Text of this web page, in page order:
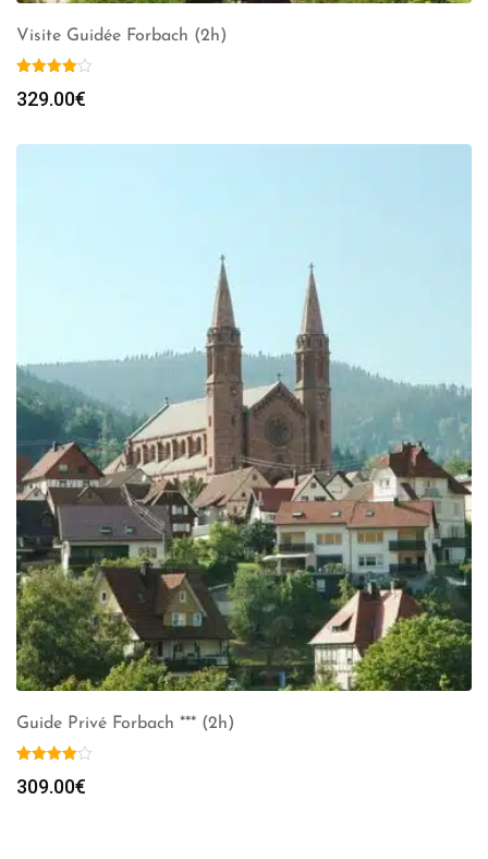
Visite Guidée Forbach (2h)
329.00€
Guide Privé Forbach *** (2h)
309.00€